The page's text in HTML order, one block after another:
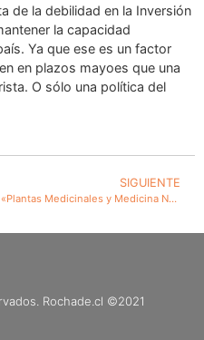
de la debilidad en la Inversión
la capacidad
Ya que ese es un factor
en plazos mayoes que una
O sólo una política del
SIGUIENTE
«Plantas Medicinales y Medicina Natural». Este libro está para descargar.
Rochade.cl ©2021